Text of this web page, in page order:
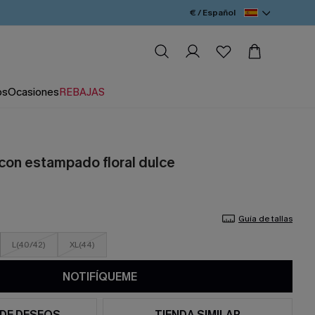
€ / Español
OcasionesREBAJAS
estampado floral dulce
Guía de tallas
L(40/42) XL(44)
NOTIFÍQUEME